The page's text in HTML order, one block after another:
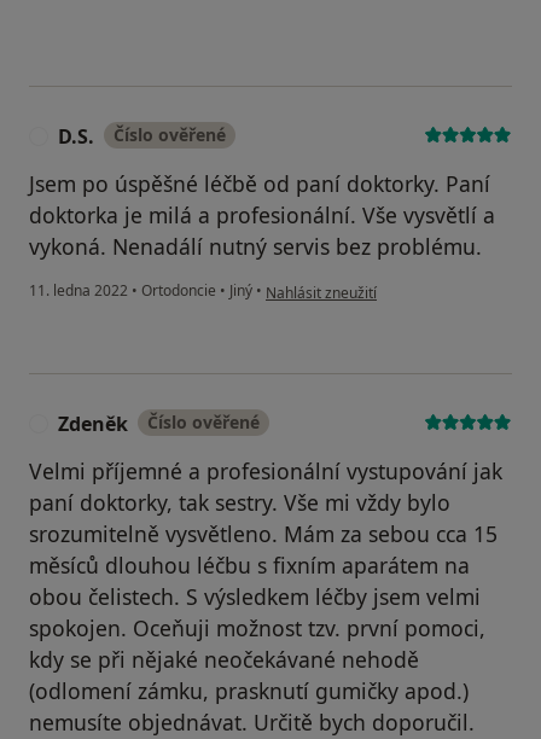
D.S. Číslo ověřené
Jsem po úspěšné léčbě od paní doktorky. Paní
doktorka je milá a profesionální. Vše vysvětlí a
vykoná. Nenadálí nutný servis bez problému.
11. ledna 2022 • Ortodoncie • Jiný • podle názoru uživatele D.S.
Nahlásit zneužití
Zdeněk Číslo ověřené
Velmi příjemné a profesionální vystupování jak
paní doktorky, tak sestry. Vše mi vždy bylo
srozumitelně vysvětleno. Mám za sebou cca 15
měsíců dlouhou léčbu s fixním aparátem na
obou čelistech. S výsledkem léčby jsem velmi
spokojen. Oceňuji možnost tzv. první pomoci,
kdy se při nějaké neočekávané nehodě
(odlomení zámku, prasknutí gumičky apod.)
nemusíte objednávat. Určitě bych doporučil.